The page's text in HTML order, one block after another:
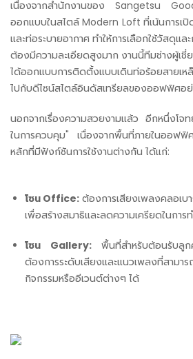
เนื่องจากสำนักงานของ Sangetsu
ออกแบบในสไตล์ Modern Loft ที่เน้นการเปิ
และท่อระบายอากาศ ทำให้การเลือกใช้วัสดุ
ต้องมีความละเอียดสูงมาก งานนี้ทีมช่างผู้เ
ได้ออกแบบการติดตั้งแบบเดินท่อร้อยสายเ
ไปกับดีไซน์สไตล์อินดัสเทรียลของออฟฟิศอย่
นอกจากเรื่องความสวยงามแล้ว อีกหนึ่งโ
ในการควบคุม" เนื่องจากพื้นที่ภายในออฟ
หลักที่มีฟังก์ชันการใช้งานต่างกัน ได้แก่:
โซน Office: ต้องการเสียงเพลงคลอเ
เพื่อสร้างสมาธิและลดความเครียดในกา
โซน Gallery:พื้นที่สำหรับต้อนรับลูก
ต้องการระดับเสียงและแนวเพลงที่สามาร
กิจกรรมหรืออีเวนต์ต่างๆ ได้